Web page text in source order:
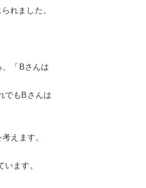
れました。
「Bさんは
でもBさんは
えます。
ます。